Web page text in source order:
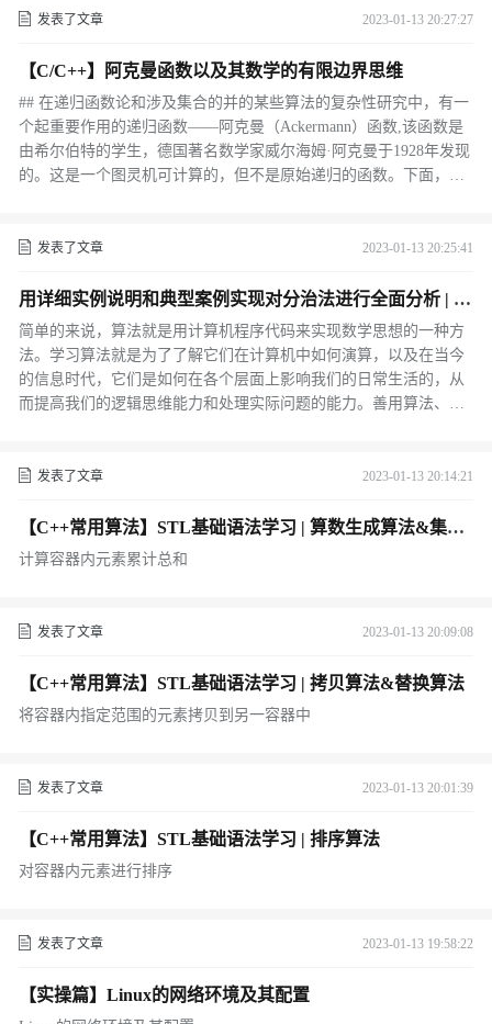
发表了文章 2023-01-13 20:27:27
【C/C++】阿克曼函数以及其数学的有限边界思维
## 在递归函数论和涉及集合的并的某些算法的复杂性研究中，有一
个起重要作用的递归函数——阿克曼（Ackermann）函数,该函数是
由希尔伯特的学生，德国著名数学家威尔海姆·阿克曼于1928年发现
的。这是一个图灵机可计算的，但不是原始递归的函数。下面，我
发表了文章 2023-01-13 20:25:41
用详细实例说明和典型案例实现对分治法进行全面分析 | C
++
简单的来说，算法就是用计算机程序代码来实现数学思想的一种方
法。学习算法就是为了了解它们在计算机中如何演算，以及在当今
的信息时代，它们是如何在各个层面上影响我们的日常生活的，从
而提高我们的逻辑思维能力和处理实际问题的能力。善用算法、巧
挑战。
发表了文章 2023-01-13 20:14:21
【C++常用算法】STL基础语法学习 | 算数生成算法&集合
算法
计算容器内元素累计总和
发表了文章 2023-01-13 20:09:08
【C++常用算法】STL基础语法学习 | 拷贝算法&替换算法
将容器内指定范围的元素拷贝到另一容器中
发表了文章 2023-01-13 20:01:39
【C++常用算法】STL基础语法学习 | 排序算法
对容器内元素进行排序
发表了文章 2023-01-13 19:58:22
【实操篇】Linux的网络环境及其配置